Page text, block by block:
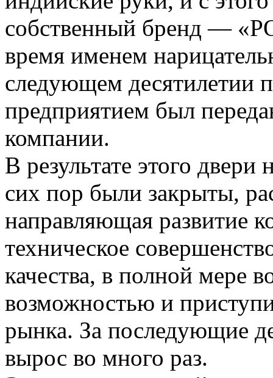
собственный бренд —
время именем
следующем десятилетии
предприятием был
компании.
В результате этого
сих пор были закрыты,
направляющая развитие
техническое
качества, в полной мере
возможностью и
рынка. За последующие
вырос во много раз.